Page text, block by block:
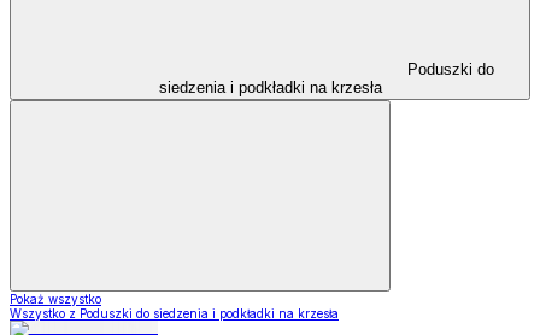
Poduszki do
siedzenia i podkładki na krzesła
Pokaż wszystko
Wszystko z Poduszki do siedzenia i podkładki na krzesła